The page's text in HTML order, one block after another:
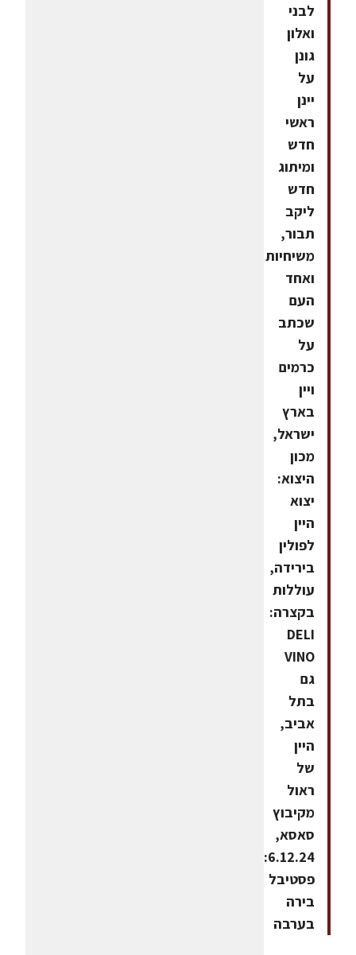
לבני
ואלון
גונן
על
יינן
ראשי
חדש
ומיתוג
חדש
ליקב
תבור,
משיחיות
ואחד
העם
שכתב
על
כרמים
ויין
בארץ
ישראל,
מכון
היצוא:
יצוא
היין
לפולין
בירידה,
עוללות
בקצרה:
DELI
VINO
גם
בתל
אביב,
היין
של
ראול
מקיבוץ
סאסא,
6.12.24:
פסטיבל
בירה
בערבה